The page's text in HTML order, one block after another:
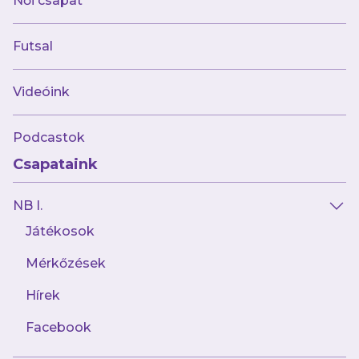
Futsal
Videóink
Podcastok
Csapataink
NB I.
Játékosok
Mérkőzések
Hírek
Facebook
tapasztalattal rendelkezik, hiszen a magyar
„Eddig nem sok klubban játszottam, hét
focizni majd az ETO FC-hez igazoltam, mivel
nem játszhattam tovább fiúk között. Itt
ben. 2019-ben keresett meg az Astra és
ezidáig segítettem a csapatot. Sajnos a klub
ebben a szezonban kiesett az első osztályból,
élvonalban játszani, ezért örültem az Újpest
megkeresésének és a felvázolt tervek is